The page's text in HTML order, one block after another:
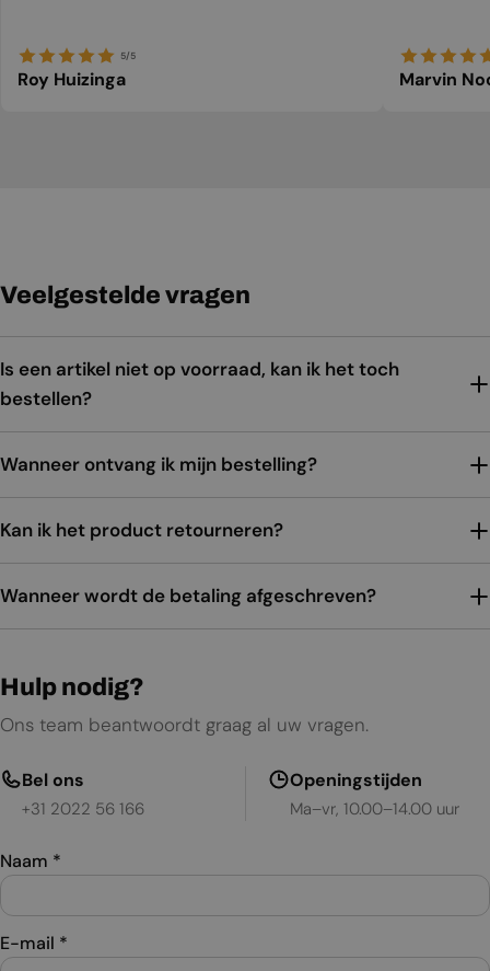
5/5
Roy Huizinga Marvin
Veelgestelde vragen
Is een artikel niet op voorraad, kan ik het toch
bestellen?
Wanneer ontvang ik mijn bestelling?
Kan ik het product retourneren?
Wanneer wordt de betaling afgeschreven?
Hulp nodig?
Ons team beantwoordt graag al uw vragen.
Bel ons
+31 2022 56 166
Openingstijden
Ma–vr, 10.00–14.00 uur
Naam *
E-mail *